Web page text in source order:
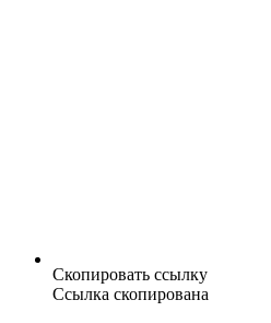
Скопировать ссылку
Ссылка скопирована